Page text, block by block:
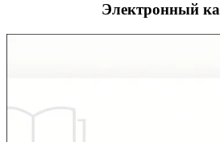
Электронный